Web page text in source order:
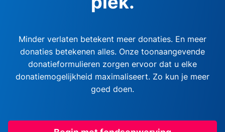
Minder verlaten betekent meer donaties. En meer
donaties betekenen alles. Onze toonaangevende
donatieformulieren zorgen ervoor dat u elke
donatiemogelijkheid maximaliseert. Zo kun je meer
goed doen.